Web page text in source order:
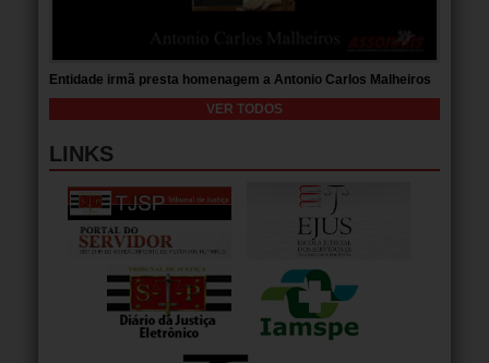
Entidade irmã presta homenagem a Antonio Carlos Malheiros
VER TODOS
LINKS